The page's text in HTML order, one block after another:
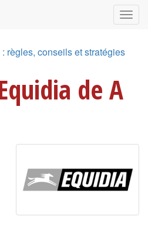
règles, conseils et stratégies
de A